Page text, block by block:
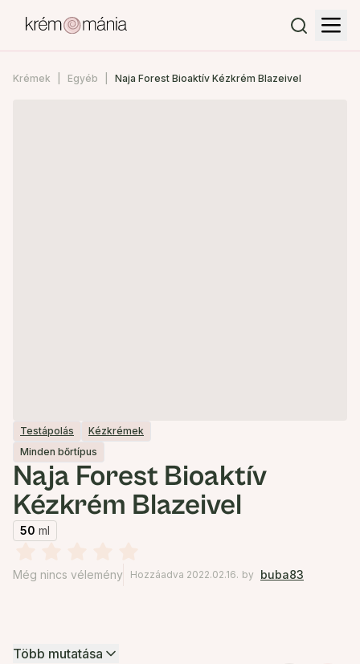
Krémek Egyéb Naja Forest Bioaktív Kézkrém Blazeivel
Testápolás
Kézkrémek
Minden bőrtípus
Naja Forest Bioaktív
Kézkrém Blazeivel
50 ml
Még nincs vélemény Hozzáadva 2022.02.16. by buba83
Több mutatása